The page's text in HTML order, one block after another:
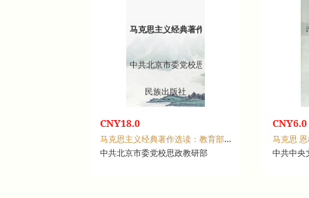
马克思主义经典著作选读：教育部分
中共北京市委党校思政教研部
民族出版社
CNY18.0
马克思主义经典著作选读：教育部分
中共北京市委党校思政教研部
CNY6.0